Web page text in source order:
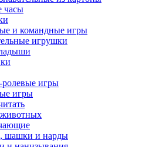
часы
и командные игры
игрушки
игры
игры
шашки и нарды